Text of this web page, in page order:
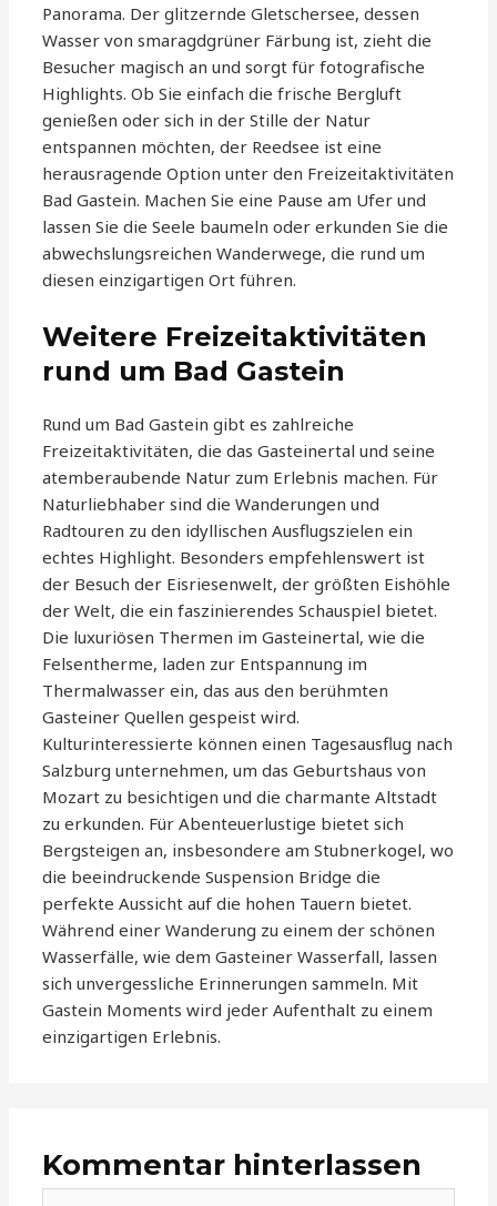
Panorama. Der glitzernde Gletschersee, dessen
Wasser von smaragdgrüner Färbung ist, zieht die
Besucher magisch an und sorgt für fotografische
Highlights. Ob Sie einfach die frische Bergluft
genießen oder sich in der Stille der Natur
entspannen möchten, der Reedsee ist eine
herausragende Option unter den Freizeitaktivitäten
Bad Gastein. Machen Sie eine Pause am Ufer und
lassen Sie die Seele baumeln oder erkunden Sie die
abwechslungsreichen Wanderwege, die rund um
diesen einzigartigen Ort führen.
Weitere Freizeitaktivitäten
rund um Bad Gastein
Rund um Bad Gastein gibt es zahlreiche
Freizeitaktivitäten, die das Gasteinertal und seine
atemberaubende Natur zum Erlebnis machen. Für
Naturliebhaber sind die Wanderungen und
Radtouren zu den idyllischen Ausflugszielen ein
echtes Highlight. Besonders empfehlenswert ist
der Besuch der Eisriesenwelt, der größten Eishöhle
der Welt, die ein faszinierendes Schauspiel bietet.
Die luxuriösen Thermen im Gasteinertal, wie die
Felsentherme, laden zur Entspannung im
Thermalwasser ein, das aus den berühmten
Gasteiner Quellen gespeist wird.
Kulturinteressierte können einen Tagesausflug nach
Salzburg unternehmen, um das Geburtshaus von
Mozart zu besichtigen und die charmante Altstadt
zu erkunden. Für Abenteuerlustige bietet sich
Bergsteigen an, insbesondere am Stubnerkogel, wo
die beeindruckende Suspension Bridge die
perfekte Aussicht auf die hohen Tauern bietet.
Während einer Wanderung zu einem der schönen
Wasserfälle, wie dem Gasteiner Wasserfall, lassen
sich unvergessliche Erinnerungen sammeln. Mit
Gastein Moments wird jeder Aufenthalt zu einem
einzigartigen Erlebnis.
Kommentar hinterlassen